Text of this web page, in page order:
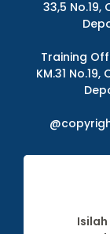
33,5 No.19,
Training
KM.31